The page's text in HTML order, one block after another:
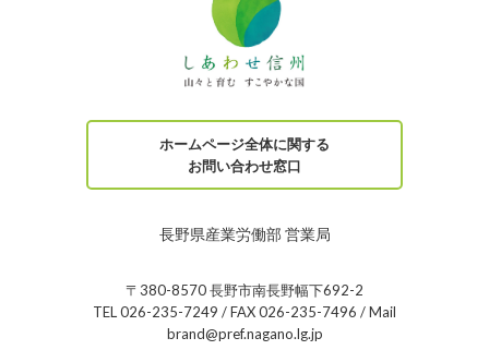
ホームページ全体に関する
お問い合わせ窓口
長野県産業労働部 営業局
〒380-8570 長野市南長野幅下692-2
TEL 026-235-7249 / FAX 026-235-7496 / Mail
brand@pref.nagano.lg.jp